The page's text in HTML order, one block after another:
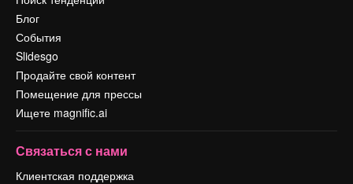
Блог
События
Slidesgo
Продайте свой контент
Помещение для прессы
Ищете magnific.ai
Связаться с нами
Клиентская поддержка